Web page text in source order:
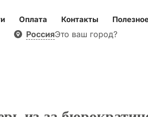
Оплата Контакты
РоссияЭто ваш город?